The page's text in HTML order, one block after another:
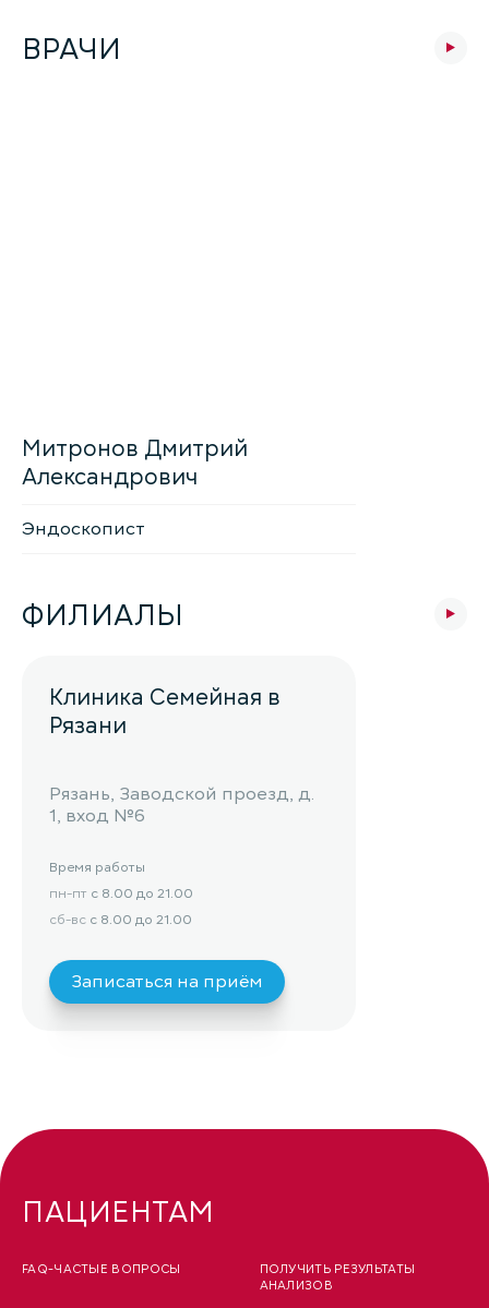
ВРАЧИ
Митронов Дмитрий
Александрович
Эндоскопист
ФИЛИАЛЫ
Клиника Семейная в
Рязани
Рязань, Заводской проезд, д.
1, вход №6
Время работы
пн-пт с 8.00 до 21.00
сб-вс с 8.00 до 21.00
Записаться на приём
ПАЦИЕНТАМ
FAQ-ЧАСТЫЕ ВОПРОСЫ
ПОЛУЧИТЬ РЕЗУЛЬТАТЫ
АНАЛИЗОВ